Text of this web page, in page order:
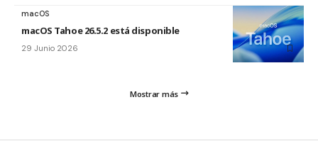
macOS
macOS Tahoe 26.5.2 está disponible
29 Junio 2026
Mostrar más